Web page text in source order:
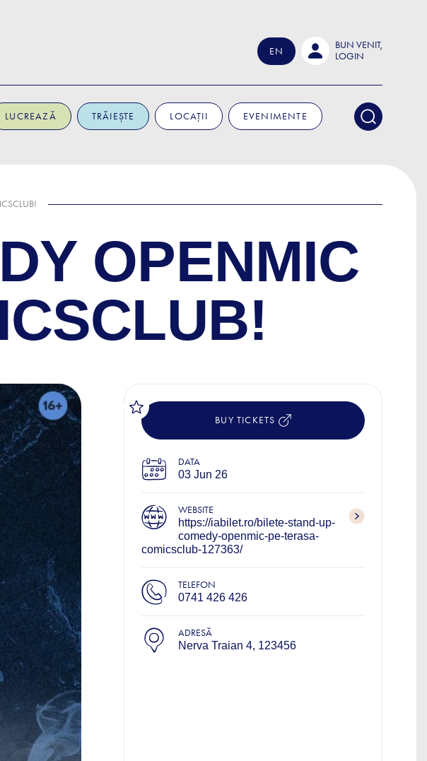
EN
BUN VENIT,
LOGIN
LUCREAZĂ TRĂIEȘTE LOCAȚII EVENIMENTE
OPENMIC
BUY TICKETS
DATA
03 Jun 26
WEBSITE
https://iabilet.ro/bilete-stand-up-
comedy-openmic-pe-terasa-
comicsclub-127363/
TELEFON
0741 426 426
ADRESĂ
Nerva Traian 4, 123456